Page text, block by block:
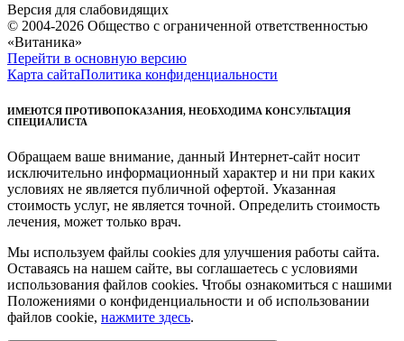
Версия для слабовидящих
© 2004-2026 Общество с ограниченной ответственностью
«Витаника»
Перейти в основную версию
Карта сайтаПолитика конфиденциальности
ИМЕЮТСЯ ПРОТИВОПОКАЗАНИЯ, НЕОБХОДИМА КОНСУЛЬТАЦИЯ
СПЕЦИАЛИСТА
Обращаем ваше внимание, данный Интернет-сайт носит
исключительно информационный характер и ни при каких
условиях не является публичной офертой. Указанная
стоимость услуг, не является точной. Определить стоимость
лечения, может только врач.
Мы используем файлы cookies для улучшения работы сайта.
Оставаясь на нашем сайте, вы соглашаетесь с условиями
использования файлов cookies. Чтобы ознакомиться с нашими
Положениями о конфиденциальности и об использовании
файлов cookie, нажмите здесь.